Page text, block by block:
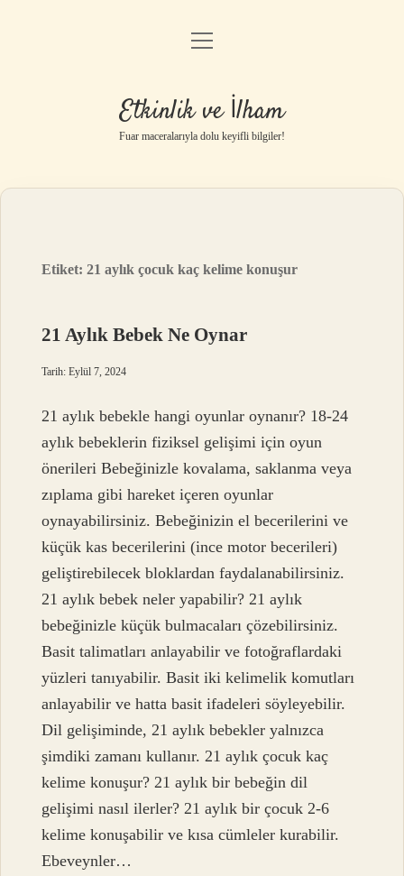
Anasayfa
Gizlilik Politikası
Yasal Uyarı
menüyü
Etkinlik ve İlham
Fuar maceralarıyla dolu keyifli bilgiler!
Etiket:21 aylık çocuk kaç kelime konuşur
21 Aylık Bebek Ne Oynar
Tarih: Eylül 7, 2024
21 aylık bebekle hangi oyunlar oynanır? 18-24
aylık bebeklerin fiziksel gelişimi için oyun
önerileri Bebeğinizle kovalama, saklanma veya
zıplama gibi hareket içeren oyunlar
oynayabilirsiniz. Bebeğinizin el becerilerini ve
küçük kas becerilerini (ince motor becerileri)
geliştirebilecek bloklardan faydalanabilirsiniz.
21 aylık bebek neler yapabilir? 21 aylık
bebeğinizle küçük bulmacaları çözebilirsiniz.
Basit talimatları anlayabilir ve fotoğraflardaki
yüzleri tanıyabilir. Basit iki kelimelik komutları
anlayabilir ve hatta basit ifadeleri söyleyebilir.
Dil gelişiminde, 21 aylık bebekler yalnızca
şimdiki zamanı kullanır. 21 aylık çocuk kaç
kelime konuşur? 21 aylık bir bebeğin dil
gelişimi nasıl ilerler? 21 aylık bir çocuk 2-6
kelime konuşabilir ve kısa cümleler kurabilir.
Ebeveynler…